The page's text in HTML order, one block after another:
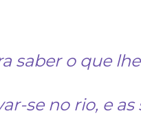
saber o que
se no rio, e